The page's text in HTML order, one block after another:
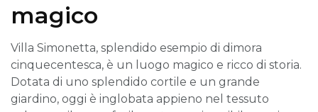
magico
Villa Simonetta, splendido esempio di dimora
cinquecentesca, è un luogo magico e ricco di storia.
Dotata di uno splendido cortile e un grande
giardino, oggi è inglobata appieno nel tessuto